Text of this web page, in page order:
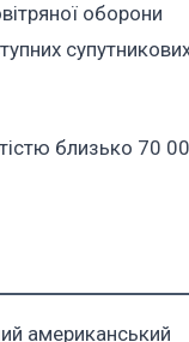
оборони
близько 70
американський